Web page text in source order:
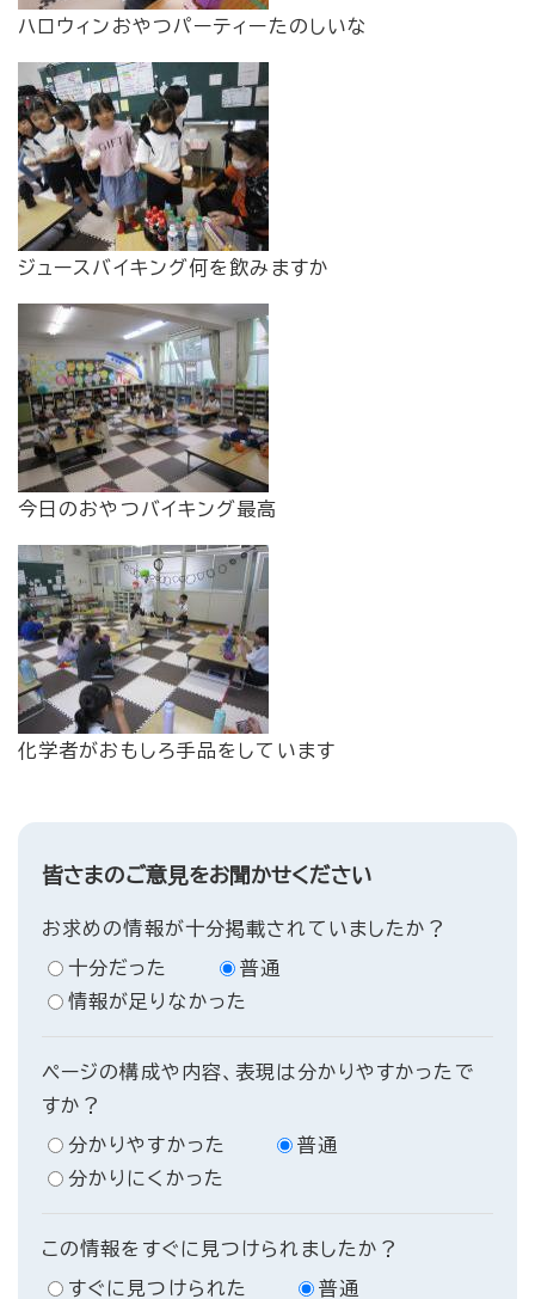
ハロウィンおやつパーティーたのしいな
ジュースバイキング何を飲みますか
今日のおやつバイキング最高
化学者がおもしろ手品をしています
皆さまのご意見をお聞かせください
お求めの情報が十分掲載されていましたか？
十分だった
普通
情報が足りなかった
ページの構成や内容、表現は分かりやすかったで
すか？
分かりやすかった
普通
分かりにくかった
この情報をすぐに見つけられましたか？
すぐに見つけられた
普通